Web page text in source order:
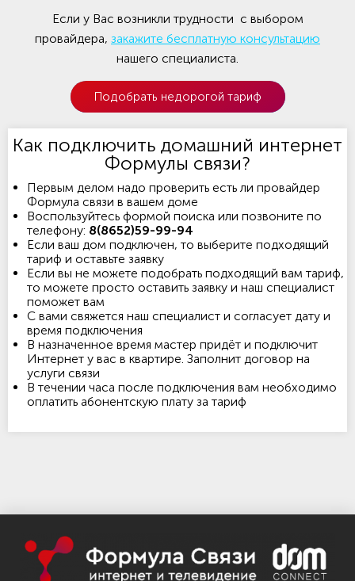
Если у Вас возникли трудности с выбором
провайдера, закажите бесплатную консультацию
нашего специалиста.
Подобрать недорогой тариф
Как подключить домашний интернет
Формулы связи?
Первым делом надо проверить есть ли провайдер
Формула связи в вашем доме
Воспользуйтесь формой поиска или позвоните по
телефону: 8(8652)59-99-94
Если ваш дом подключен, то выберите подходящий
тариф и оставьте заявку
Если вы не можете подобрать подходящий вам тариф,
то можете просто оставить заявку и наш специалист
поможет вам
С вами свяжется наш специалист и согласует дату и
время подключения
В назначенное время мастер придёт и подключит
Интернет у вас в квартире. Заполнит договор на
услуги связи
В течении часа после подключения вам необходимо
оплатить абонентскую плату за тариф